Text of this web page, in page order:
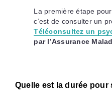
La première étape pour
c’est de consulter un
Téléconsultez un
par l’Assurance
Quelle est la durée pour